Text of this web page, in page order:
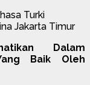
Dalam
Baik Oleh